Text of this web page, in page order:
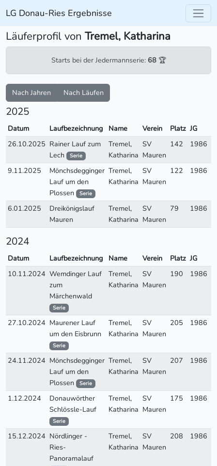
LG Donau-Ries Ergebnisse
Läuferprofil von Tremel, Katharina
Starts bei der Jedermannserie: 68🏆
Nach Jahren Nach Läufen
2025
Datum Laufbezeichnung Name Verein Platz JG
26.10.2025 Rainer Lauf zum
Lech
Serie
Tremel,
Katharina
SV
Mauren
142 1986
9.11.2025
Mönchsdegginger
Lauf um den
Plossen
Serie
Tremel,
Katharina
SV
Mauren
122 1986
6.01.2025
Dreikönigslauf
Mauren
Tremel,
Katharina
SV
Mauren
79 1986
2024
Datum Laufbezeichnung Name Verein Platz JG
10.11.2024 Wemdinger Lauf
zum
Märchenwald
Serie
Tremel,
Katharina
SV
Mauren
190 1986
27.10.2024 Maurener Lauf
um den Eisbrunn
Serie
Tremel,
Katharina
SV
Mauren
205 1986
24.11.2024 Mönchsdegginger
Lauf um den
Plossen
Serie
Tremel,
Katharina
SV
Mauren
207 1986
1.12.2024
Donauwörther
Schlössle-Lauf
Serie
Tremel,
Katharina
SV
Mauren
175 1986
15.12.2024 Nördlinger -
Ries-
Panoramalauf
Tremel,
Katharina
SV
Mauren
208 1986